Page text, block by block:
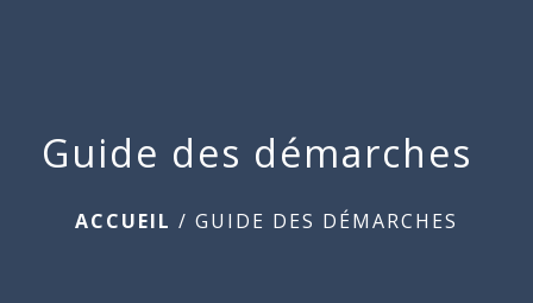
Guide des démarches
ACCUEIL / GUIDE DES DÉMARCHES